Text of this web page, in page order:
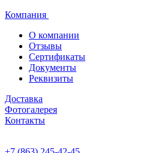
Компания
О компании
Отзывы
Сертификаты
Документы
Реквизиты
Доставка
Фотогалерея
Контакты